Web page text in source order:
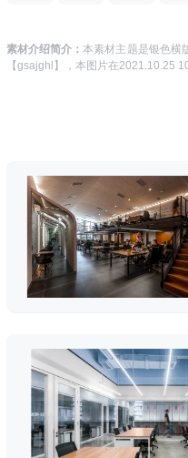
素材介绍简介：本素材主题是银色横
【gsajghl】
，本图片在2021.10.25